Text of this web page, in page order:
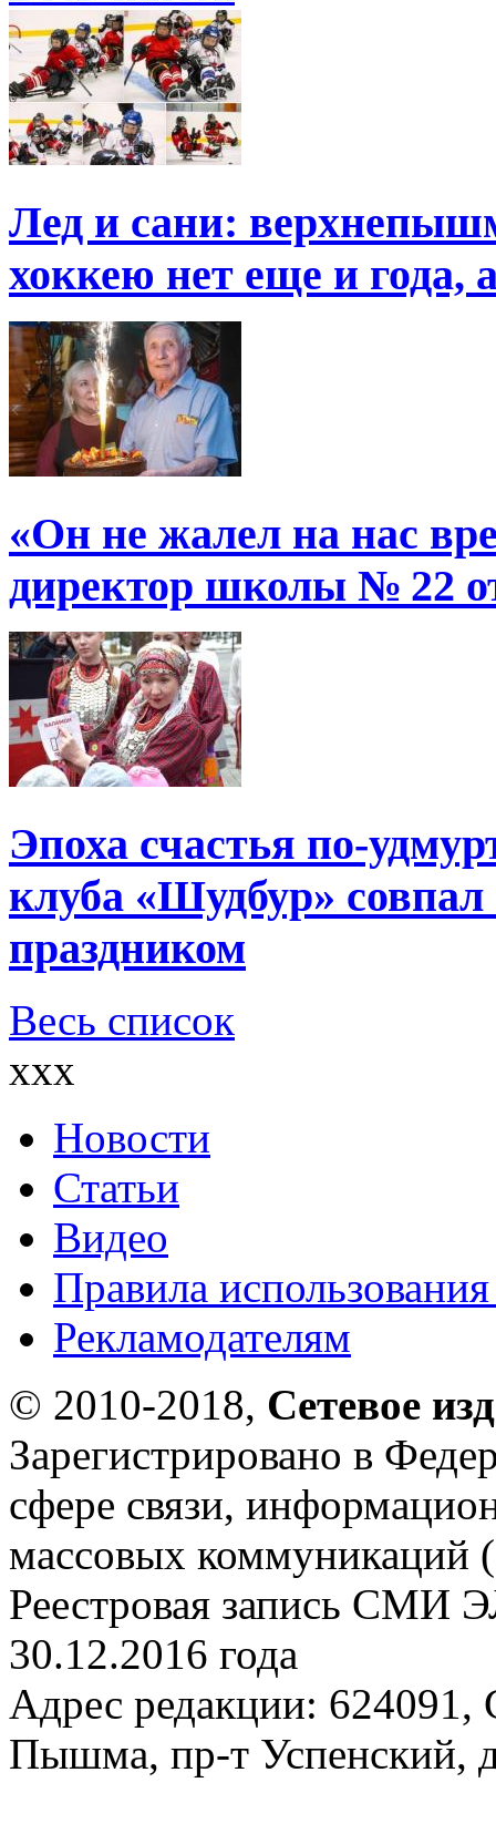
Лед и сани:
хоккею нет еще и года,
«Он не жалел на нас
директор школы № 22
Эпоха счастья по-
клуба «Шудбур»
праздником
Весь список
xxx
Новости
Статьи
Видео
Правила
Рекламодателям
© 2010-2018, Сетевое
Зарегистрировано в
сфере связи,
массовых коммуникаций
Реестровая запись СМИ
30.12.2016 года
Адрес редакции: 624091,
Пышма, пр-т Успенский,